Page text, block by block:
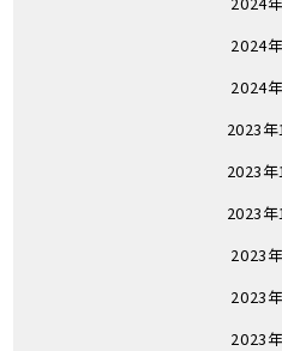
2024
2024
2023年
2023年
2023年
2023
2023
2023